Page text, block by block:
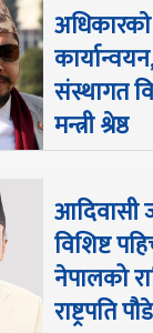
अधिकारकाे
संस्थागत
मन्त्री श्रेष्ठ
आदिवासी
विशिष्ट
नेपालको
राष्ट्रपति